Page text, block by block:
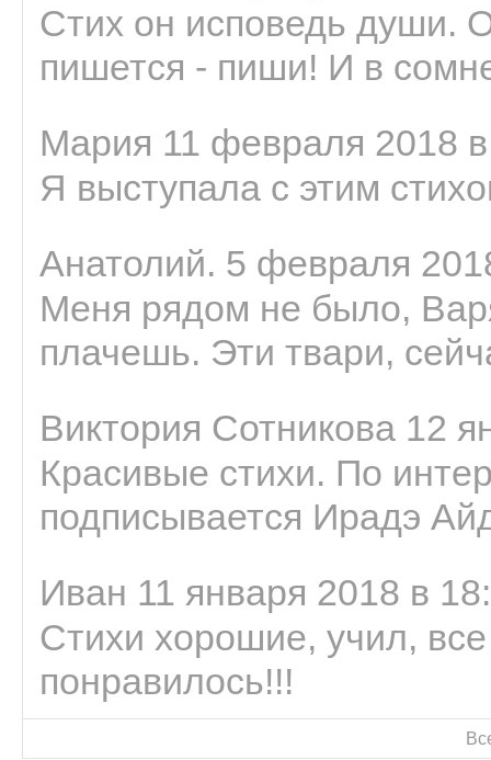
Стих он исповедь души.
пишется - пиши! И в
Мария 11 февраля 2018
Я выступала с этим
Анатолий. 5 февраля
Меня рядом не было,
плачешь. Эти твари,
Виктория Сотникова 12
Красивые стихи. По
подписывается Ирадэ
Иван 11 января 2018 в
Стихи хорошие, учил,
понравилось!!!